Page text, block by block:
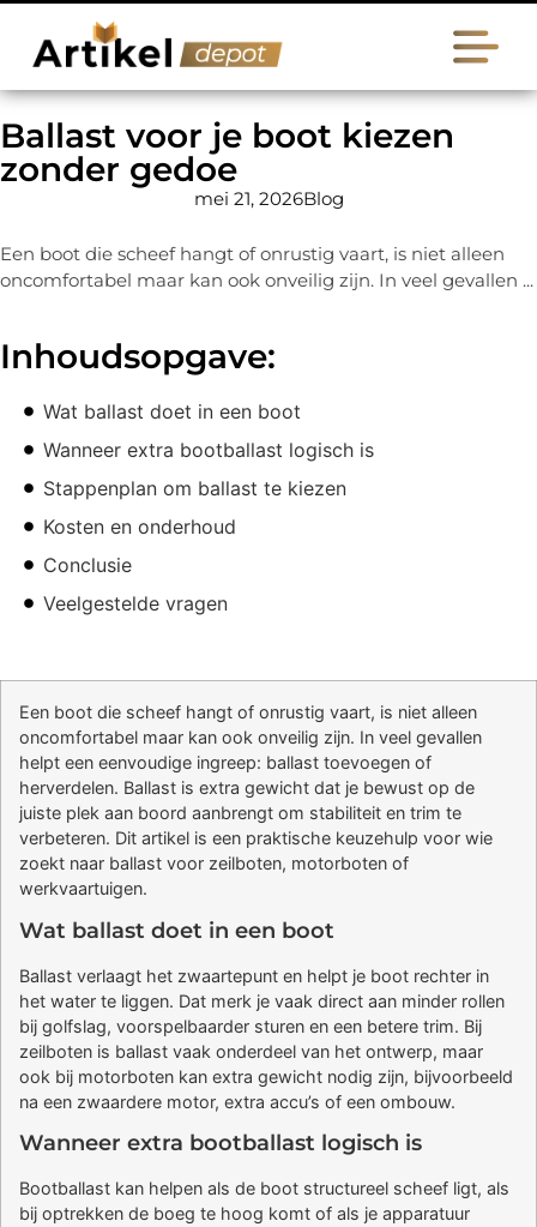
Ballast voor je boot kiezen
zonder gedoe
mei 21, 2026Blog
Een boot die scheef hangt of onrustig vaart, is niet alleen
oncomfortabel maar kan ook onveilig zijn. In veel gevallen ...
Inhoudsopgave:
Wat ballast doet in een boot
Wanneer extra bootballast logisch is
Stappenplan om ballast te kiezen
Kosten en onderhoud
Conclusie
Veelgestelde vragen
Een boot die scheef hangt of onrustig vaart, is niet alleen
oncomfortabel maar kan ook onveilig zijn. In veel gevallen
helpt een eenvoudige ingreep: ballast toevoegen of
herverdelen. Ballast is extra gewicht dat je bewust op de
juiste plek aan boord aanbrengt om stabiliteit en trim te
verbeteren. Dit artikel is een praktische keuzehulp voor wie
zoekt naar ballast voor zeilboten, motorboten of
werkvaartuigen.
Wat ballast doet in een boot
Ballast verlaagt het zwaartepunt en helpt je boot rechter in
het water te liggen. Dat merk je vaak direct aan minder rollen
bij golfslag, voorspelbaarder sturen en een betere trim. Bij
zeilboten is ballast vaak onderdeel van het ontwerp, maar
ook bij motorboten kan extra gewicht nodig zijn, bijvoorbeeld
na een zwaardere motor, extra accu’s of een ombouw.
Wanneer extra bootballast logisch is
Bootballast kan helpen als de boot structureel scheef ligt, als
bij optrekken de boeg te hoog komt of als je apparatuur